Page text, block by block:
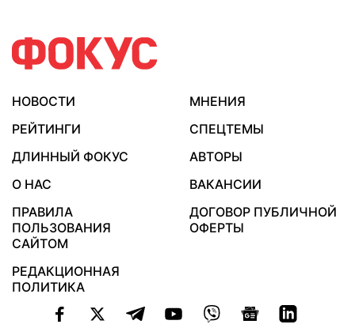
НОВОСТИ
МНЕНИЯ
РЕЙТИНГИ
СПЕЦТЕМЫ
ДЛИННЫЙ ФОКУС
АВТОРЫ
О НАС
ВАКАНСИИ
ПРАВИЛА
ПОЛЬЗОВАНИЯ
САЙТОМ
ДОГОВОР ПУБЛИЧНОЙ
ОФЕРТЫ
РЕДАКЦИОННАЯ
ПОЛИТИКА